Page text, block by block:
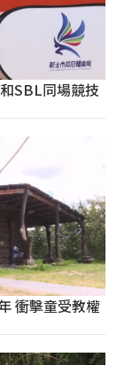
SBL同場競技
衝擊童受教權